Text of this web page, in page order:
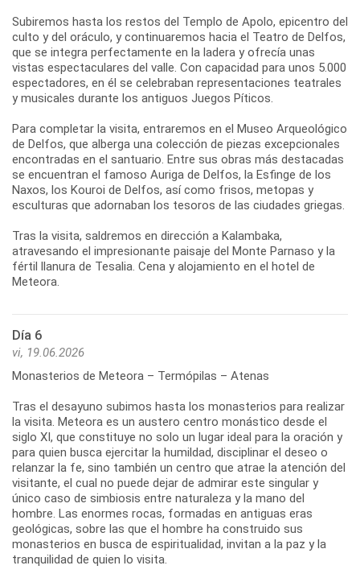
Subiremos hasta los restos del Templo de Apolo, epicentro del
culto y del oráculo, y continuaremos hacia el Teatro de Delfos,
que se integra perfectamente en la ladera y ofrecía unas
vistas espectaculares del valle. Con capacidad para unos 5.000
espectadores, en él se celebraban representaciones teatrales
y musicales durante los antiguos Juegos Píticos.
Para completar la visita, entraremos en el Museo Arqueológico
de Delfos, que alberga una colección de piezas excepcionales
encontradas en el santuario. Entre sus obras más destacadas
se encuentran el famoso Auriga de Delfos, la Esfinge de los
Naxos, los Kouroi de Delfos, así como frisos, metopas y
esculturas que adornaban los tesoros de las ciudades griegas.
Tras la visita, saldremos en dirección a Kalambaka,
atravesando el impresionante paisaje del Monte Parnaso y la
fértil llanura de Tesalia. Cena y alojamiento en el hotel de
Día 6
vi, 19.06.2026
Monasterios de Meteora – Termópilas – Atenas
Tras el desayuno subimos hasta los monasterios para realizar
la visita. Meteora es un austero centro monástico desde el
siglo XI, que constituye no solo un lugar ideal para la oración y
para quien busca ejercitar la humildad, disciplinar el deseo o
relanzar la fe, sino también un centro que atrae la atención del
visitante, el cual no puede dejar de admirar este singular y
único caso de simbiosis entre naturaleza y la mano del
hombre. Las enormes rocas, formadas en antiguas eras
geológicas, sobre las que el hombre ha construido sus
monasterios en busca de espiritualidad, invitan a la paz y la
tranquilidad de quien lo visita.